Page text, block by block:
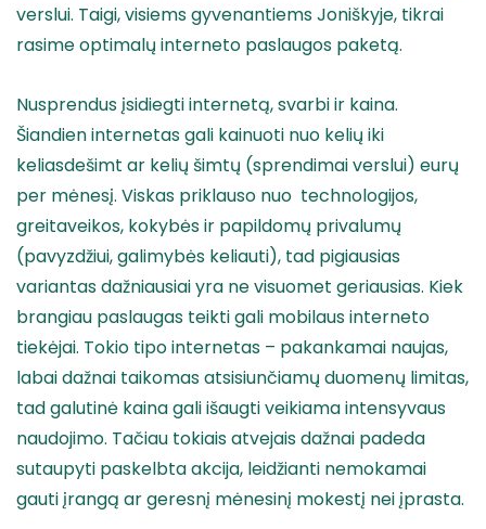
verslui. Taigi, visiems gyvenantiems Joniškyje, tikrai
rasime optimalų interneto paslaugos paketą.
Nusprendus įsidiegti internetą, svarbi ir kaina.
Šiandien internetas gali kainuoti nuo kelių iki
keliasdešimt ar kelių šimtų (sprendimai verslui) eurų
per mėnesį. Viskas priklauso nuo technologijos,
greitaveikos, kokybės ir papildomų privalumų
(pavyzdžiui, galimybės keliauti), tad pigiausias
variantas dažniausiai yra ne visuomet geriausias. Kiek
brangiau paslaugas teikti gali mobilaus interneto
tiekėjai. Tokio tipo internetas – pakankamai naujas,
labai dažnai taikomas atsisiunčiamų duomenų limitas,
tad galutinė kaina gali išaugti veikiama intensyvaus
naudojimo. Tačiau tokiais atvejais dažnai padeda
sutaupyti paskelbta akcija, leidžianti nemokamai
gauti įrangą ar geresnį mėnesinį mokestį nei įprasta.